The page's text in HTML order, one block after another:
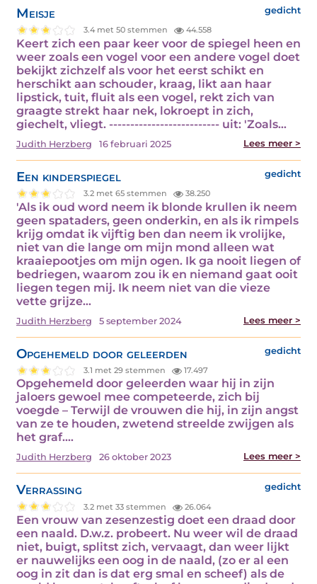
Meisje gedicht
3.4 met 50 stemmen 44.558
Keert zich een paar keer voor de spiegel heen en
weer zoals een vogel voor een andere vogel doet
bekijkt zichzelf als voor het eerst schikt en
herschikt aan schouder, kraag, likt aan haar
lipstick, tuit, fluit als een vogel, rekt zich van
graagte strekt haar nek, lokroept in zich,
giechelt, vliegt. -------------------------- uit: 'Zoals…
Judith Herzberg 16 februari 2025 Lees meer >
Een kinderspiegel gedicht
3.2 met 65 stemmen 38.250
'Als ik oud word neem ik blonde krullen ik neem
geen spataders, geen onderkin, en als ik rimpels
krijg omdat ik vijftig ben dan neem ik vrolijke,
niet van die lange om mijn mond alleen wat
kraaiepootjes om mijn ogen. Ik ga nooit liegen of
bedriegen, waarom zou ik en niemand gaat ooit
liegen tegen mij. Ik neem niet van die vieze
vette grijze…
Judith Herzberg 5 september 2024 Lees meer >
Opgehemeld door geleerden gedicht
3.1 met 29 stemmen 17.497
Opgehemeld door geleerden waar hij in zijn
jaloers gewoel mee competeerde, zich bij
voegde – Terwijl de vrouwen die hij, in zijn angst
van ze te houden, zwetend streelde zwijgen als
het graf.…
Judith Herzberg 26 oktober 2023 Lees meer >
Verrassing gedicht
3.2 met 33 stemmen 26.064
Een vrouw van zesenzestig doet een draad door
een naald. D.w.z. probeert. Nu weer wil de draad
niet, buigt, splitst zich, vervaagt, dan weer lijkt
er nauwelijks een oog in de naald, (zo er al een
oog in zit dan is dat erg smal en scheef) als de